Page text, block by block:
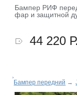
Бампер РИФ
фар и защитной
44 220 Р.
Бампер передний →